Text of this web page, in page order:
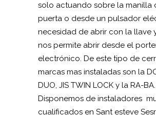
solo actuando sobre la manilla
puerta o desde un pulsador
necesidad de abrir con la llave
nos permite abrir desde el
electrónico. De este tipo de
marcas mas instaladas son la
DUO, JIS TWIN LOCK y la RA-BA.
Disponemos de instaladores
cualificados en Sant esteve